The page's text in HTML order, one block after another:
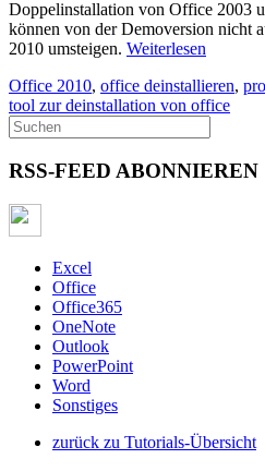
Doppelinstallation von Office 2003
können von der Demoversion nicht
2010 umsteigen. Weiterlesen
Office 2010, office deinstallieren,
tool zur deinstallation von office
RSS-FEED ABONNIEREN
Excel
Office
Office365
OneNote
Outlook
PowerPoint
Word
Sonstiges
zurück zu Tutorials-Übersicht